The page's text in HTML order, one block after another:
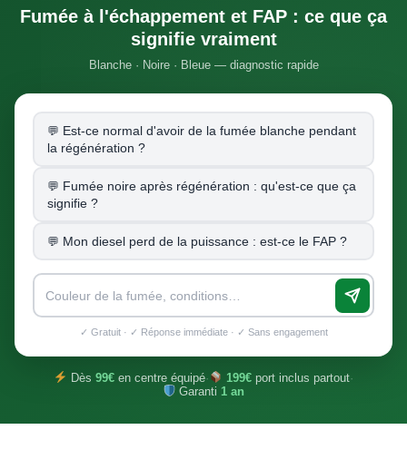
Fumée à l'échappement et FAP : ce que ça
signifie vraiment
Blanche · Noire · Bleue — diagnostic rapide
Est-ce normal d'avoir de la fumée blanche pendant
la régénération ?
Fumée noire après régénération : qu'est-ce que ça
signifie ?
Mon diesel perd de la puissance : est-ce le FAP ?
✓ Gratuit · ✓ Réponse immédiate · ✓ Sans engagement
Dès 99€ en centre équipé· 199€port inclus partout·
Garanti1 an